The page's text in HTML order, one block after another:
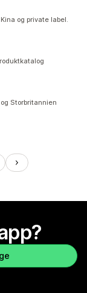
og private label.
Storbritannien